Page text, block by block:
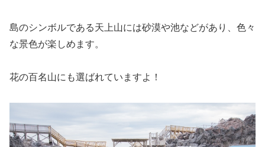
島のシンボルである天上山には砂漠や池などがあり、色々
な景色が楽しめます。
花の百名山にも選ばれていますよ！